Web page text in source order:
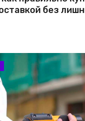
без